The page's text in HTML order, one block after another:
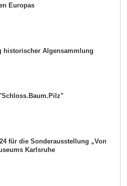
Europas
historischer Algensammlung
für die Sonderausstellung „Von
Karlsruhe